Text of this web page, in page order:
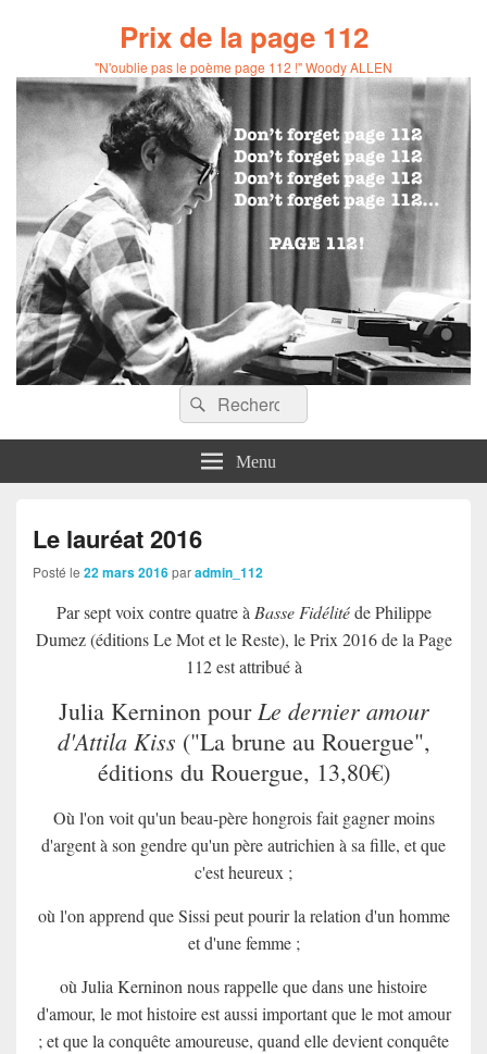
Prix de la page 112
"N'oublie pas le poème page 112 !" Woody ALLEN
Recherche :
Rechercher
Menu
Le lauréat 2016
Posté le 22 mars 2016paradmin_112
Par sept voix contre quatre à Basse Fidélitéde Philippe
Dumez (éditions Le Mot et le Reste), le Prix 2016 de la Page
112 est attribué à
Julia Kerninon pourLe dernier amour
d'Attila Kiss ("La brune au Rouergue",
éditions du Rouergue, 13,80€)
Où l'on voit qu'un beau-père hongrois fait gagner moins
d'argent à son gendre qu'un père autrichien à sa fille, et que
c'est heureux ;
où l'on apprend que Sissi peut pourir la relation d'un homme
et d'une femme ;
où Julia Kerninon nous rappelle que dans une histoire
d'amour, le mot histoire est aussi important que le mot amour
; et que la conquête amoureuse, quand elle devient conquête